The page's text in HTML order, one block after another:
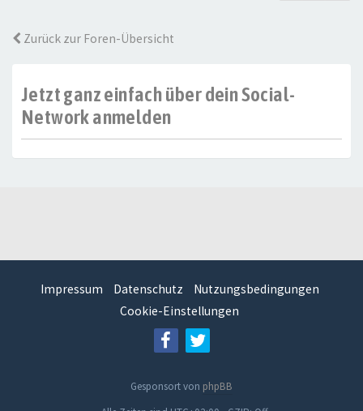
Zurück zur Foren-Übersicht
Jetzt ganz einfach über dein Social-
Network anmelden
Impressum Datenschutz
Nutzungsbedingungen
Cookie-Einstellungen
Gesponsort von phpBB